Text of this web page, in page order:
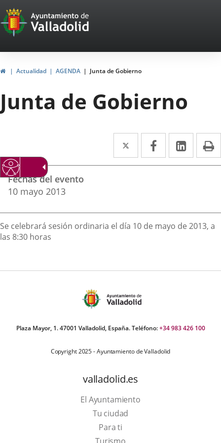
Portal
Web
del
Ayuntamiento
de
Valladolid
HomeActualidad AGENDA Junta de Gobierno
Junta de Gobierno
Twitter
Enlace
a
externa.
Facebook
Enlace
a
externa.
Enlace
a
Datos
del
evento
Fechas del evento
10 mayo 2013
Descripción
Se celebrará sesión ordinaria el día 10 de mayo de 2013, a
las 8:30 horas
Plaza Mayor, 1. 47001 Valladolid, España. Teléfono:+34 983 426 100
Copyright 2025 - Ayuntamiento de Valladolid
valladolid.es
El Ayuntamiento
Tu ciudad
Para ti
This